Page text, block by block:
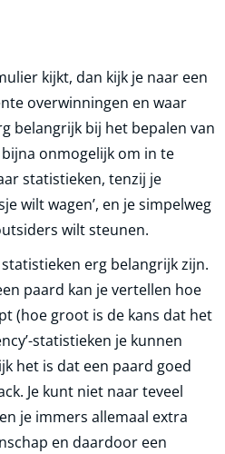
kijkt, dan kijk je naar een
overwinningen en waar
belangrijk bij het ​​bepalen van
onmogelijk om in te
statistieken, tenzij je
wilt wagen’, en je simpelweg
wilt steunen.
erg belangrijk zijn.
paard kan je vertellen hoe
(hoe groot is de kans dat het
statistieken je kunnen
het is dat een paard goed
Je kunt niet naar teveel
je immers allemaal extra
en daardoor een